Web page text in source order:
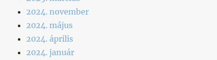
2024. november
2024. május
2024. április
2024. január